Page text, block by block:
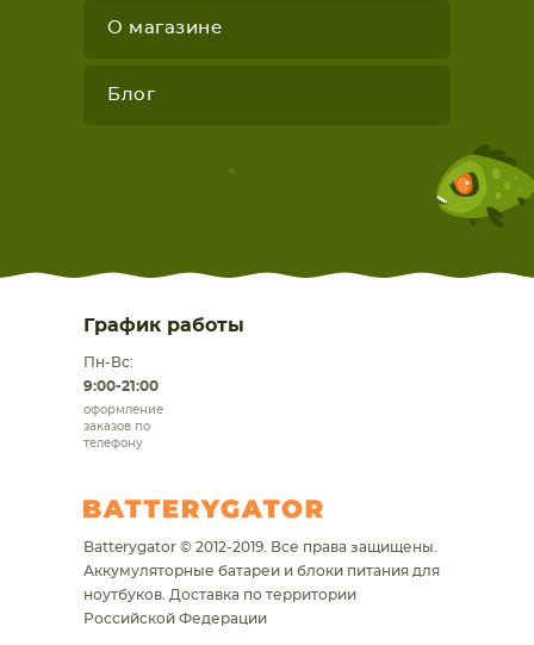
О магазине
Блог
График работы
Пн-Вс:
9:00-21:00
оформление
заказов по
телефону
Batterygator © 2012-2019. Все права защищены.
Аккумуляторные батареи и блоки питания для
ноутбуков. Доставка по территории
Российской Федерации